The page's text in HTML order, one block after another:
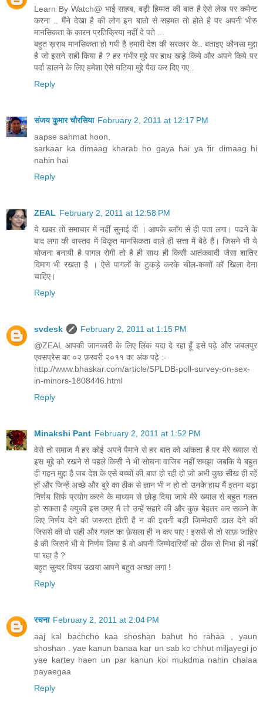
Learn By Watch@ भाई साहब, बड़ी हिम्मत की बात है ऐसे लेख पर कमेन्ट
करना .. मैंने देखा है की लोग इन बातो से सहमत तो होते है पर अपनी भीरु
मानसिकता के कारन प्रतिक्रिया नहीं दे पते ...
बहुत ख़राब मानसिकता हो गयी है हमारी देश की सरकार के.. बताइए कौनसा मुद्दा
है जो इसने सही किया है ? हर गंभीर मुद्दे पर हाथ खड़े किये और अपने किये पर
पर्दा डालने के लिए हमेशा ऐसे घटिया मुद्दे पैदा कर दिए गए..
Reply
संजय कुमार चौरसिया February 2, 2011 at 12:17 PM
aapse sahmat hoon,
sarkaar ka dimaag kharab ho gaya hai ya fir dimaag hi
nahin hai
Reply
ZEAL February 2, 2011 at 12:58 PM
ये खबर तो समाचार में नहीं सुनाई दी । आपके ब्लॉग से ही पता लगा। पढने के
बाद लगा की वास्तव में विकृत मानसिकता वाले ही सत्ता में बैठे हैं। जिसने भी ये
योजना बनायी है पागल रोगी तो है ही साथ ही किसी आतंकवादी जैसा शातिर
दिमाग भी रखता है । ऐसे पागलों के टुकड़े करके चील-कव्वों कों खिला देना
चाहिए।
Reply
svdesk
February 2, 2011 at 1:15 PM
@ZEAL आपकी जानकारी के लिए लिंक यदा दे रहा हूँ इसे पढ़े और जबलपुर
एक्सप्रेस का ०२ फ़रवरी २०११ का अंक पढ़े :-
http://www.bhaskar.com/article/SPLDB-poll-survey-on-sex-
in-minors-1808446.html
Reply
Minakshi Pant February 2, 2011 at 1:52 PM
वेसे तो समाज मै हर कोई अपने पैमाने से हर बात को आंकता है पर मेरे ख्याल से
इस मुद्दे को रखने से पहले किसी ने भी सोचना वाजिब नहीं समझा जबकि ये बहुत
ही गहन मुद्दा है जब देश के एसे बच्चों की बात हो रही हो जो अभी कुछ सीख ही रहें
हों और जिन्हें अच्छे और बुरे का ठीक से ज्ञान भी न हो तो उनके हाथ मैं इतना बड़ा
निर्णय सिर्फ प्रयोग करने के माध्यम से छोड़ दिया जाये मेरे ख्याल से बहुत गलत
हो सकता है क्युकी इस उम्र मै तो उन्हें सहारे की और कुछ बेहतर कर सकने के
लिए निर्णय देने की जरूरत होती है न की इतनी बड़ी जिम्मेदारी डाल देने की
जिससे की वो सही और गलत का फ़ेसला ही न कर पाए ! इससे से तो साफ़ जाहिर
है की जिसने भी ये निर्णय लिया है वो अपनी जिम्मेदारियों को ठीक से निभा ही नहीं
पा रहा है ?
बहुत सुन्दर विषय उठाया आपने बहुत अच्छा लगा !
Reply
रचना February 2, 2011 at 2:04 PM
aaj kal bachcho kaa shoshan bahut ho rahaa , yaun
shoshan . yae kanun banaa kar un sab ko chhut miljayegi jo
yae kartey haen un par kanun koi mukdma nahin chalaa
payaegaa
Reply